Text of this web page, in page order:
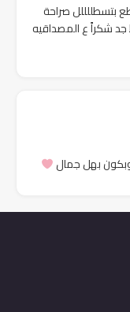
بتسطللللل صراحة
جد شكراً ع المصداقيه
بهل جمال